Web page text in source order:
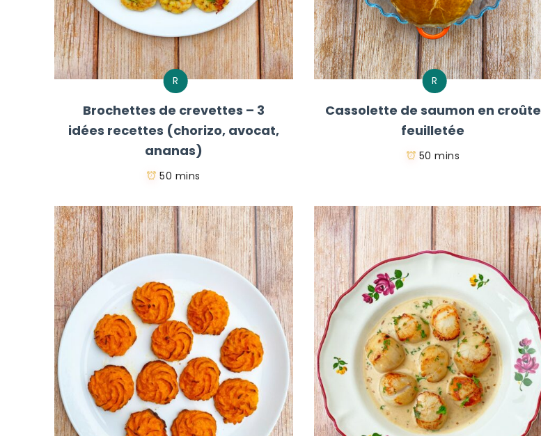
R
Brochettes de crevettes – 3
idées recettes (chorizo, avocat,
ananas)
50 mins
R
Cassolette de saumon en croûte
feuilletée
50 mins